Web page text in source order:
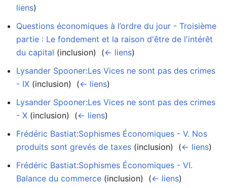
liens)
Questions économiques à l’ordre du jour - Troisième
partie : Le fondement et la raison d'être de l'intérêt
du capital (inclusion) ‎ (← liens)
Lysander Spooner:Les Vices ne sont pas des crimes
- IX (inclusion) ‎ (← liens)
Lysander Spooner:Les Vices ne sont pas des crimes
- X (inclusion) ‎ (← liens)
Frédéric Bastiat:Sophismes Économiques - V. Nos
produits sont grevés de taxes (inclusion) ‎ (← liens)
Frédéric Bastiat:Sophismes Économiques - VI.
Balance du commerce (inclusion) ‎ (← liens)